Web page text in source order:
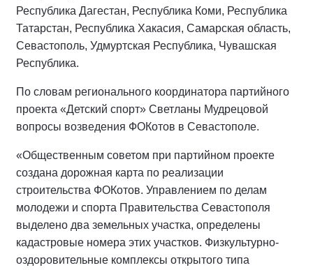
Республика Дагестан, Республика Коми, Республика
Татарстан, Республика Хакасия, Самарская область,
Севастополь, Удмуртская Республика, Чувашская
Республика.
По словам регионального координатора партийного
проекта «Детский спорт» Светланы Мудрецовой
вопросы возведения ФОКотов в Севастополе.
«Общественным советом при партийном проекте
создана дорожная карта по реализации
строительства ФОКотов. Управлением по делам
молодежи и спорта Правительства Севастополя
выделено два земельных участка, определены
кадастровые номера этих участков. Физкультурно-
оздоровительные комплексы открытого типа